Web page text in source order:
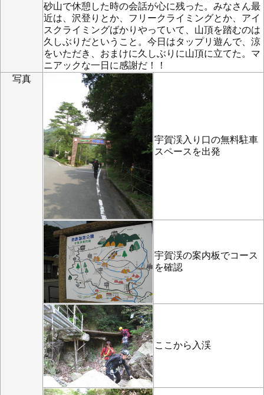
砂山で休憩した時の会話が心に残った。みなさん最
近は、沢登りとか、フリークライミングとか、アイ
スクライミングばかりやっていて、山頂を踏むのは
久しぶりだということ。今日はタップリ遊んで、涼
をいただき、おまけに久しぶりに山頂に立てた。マ
ニアックな一日に感謝だ！！
写真
宇賀渓入り口の無料駐車
スペースを出発
宇賀渓の案内板でコース
を確認
ここから入渓